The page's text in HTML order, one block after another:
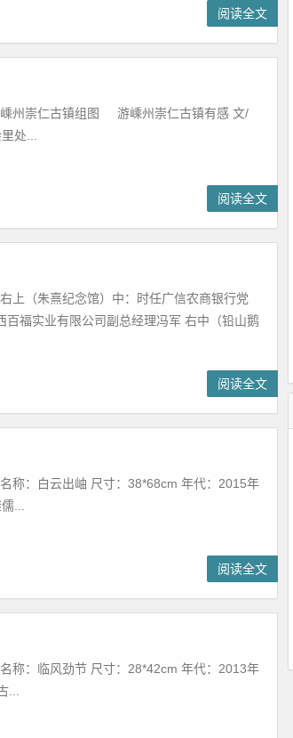
阅读全文
州崇仁古镇组图 游嵊州崇仁古镇有感 文/
处...
阅读全文
上（朱熹纪念馆）中：时任广信农商银行党
百福实业有限公司副总经理冯军 右中（铅山鹅
阅读全文
称：白云出岫 尺寸：38*68cm 年代：2015年
...
阅读全文
称：临风劲节 尺寸：28*42cm 年代：2013年